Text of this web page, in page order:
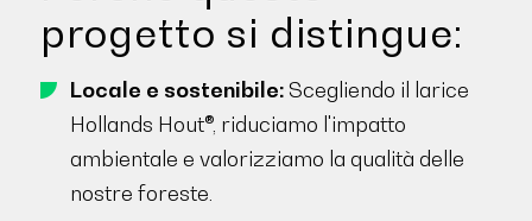
progetto si distingue:
Locale e sostenibile:Scegliendo il larice
Hollands Hout®, riduciamo l'impatto
ambientale e valorizziamo la qualità delle
nostre foreste.